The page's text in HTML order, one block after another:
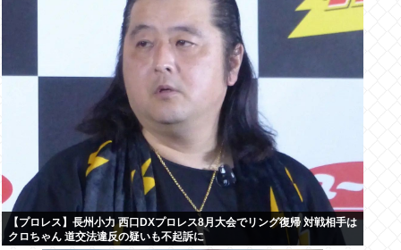
【プロレス】長州小力 西口DXプロレス8月大会でリング復帰 対戦相手は
クロちゃん 道交法違反の疑いも不起訴に